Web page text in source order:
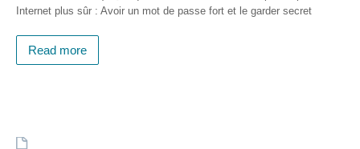
Internet plus sûr : Avoir un mot de passe fort et le garder secret
Read more
Horizon IT :
J’explore les
métiers de
l’informatique